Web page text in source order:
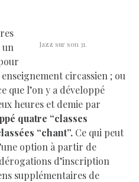
Jazz sur son 31.
un
circassien ; ou
que l’on y a développé
heures et demie par
quatre “classes
“chant”. Ce qui peut
option à partir de
d’inscription
supplémentaires de